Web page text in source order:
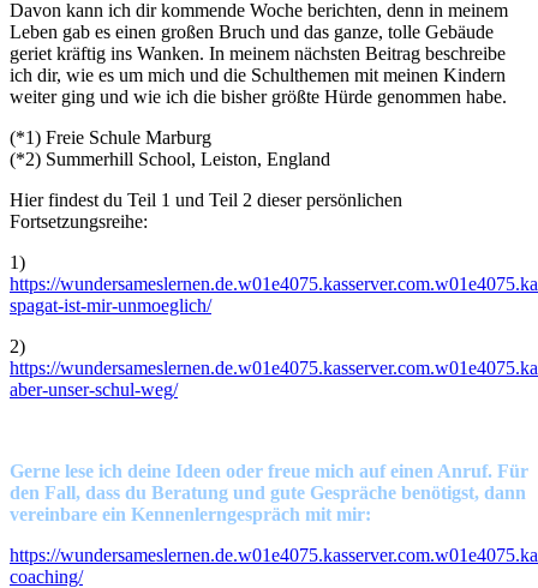
Davon kann ich dir kommende Woche berichten, denn in meinem
Leben gab es einen großen Bruch und das ganze, tolle Gebäude
geriet kräftig ins Wanken. In meinem nächsten Beitrag beschreibe
ich dir, wie es um mich und die Schulthemen mit meinen Kindern
weiter ging und wie ich die bisher größte Hürde genommen habe.
(*1) Freie Schule Marburg
(*2) Summerhill School, Leiston, England
Hier findest du Teil 1 und Teil 2 dieser persönlichen
Fortsetzungsreihe:
1)
https://
spagat-ist-mir-unmoeglich/
2)
https://
aber-unser-schul-weg/
Gerne lese ich deine Ideen oder freue mich auf einen Anruf. Für
den Fall, dass du Beratung und gute Gespräche benötigst, dann
vereinbare ein Kennenlerngespräch mit mir:
https://
coaching/